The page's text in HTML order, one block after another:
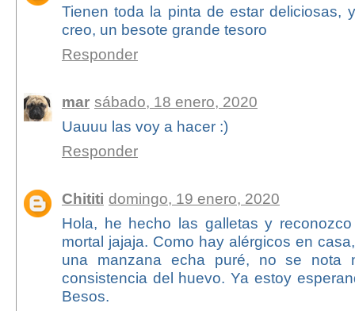
Tienen toda la pinta de estar deliciosas,
creo, un besote grande tesoro
Responder
mar sábado, 18 enero, 2020
Uauuu las voy a hacer :)
Responder
Chititi domingo, 19 enero, 2020
Hola, he hecho las galletas y
mortal jajaja. Como hay alérgicos en
una manzana echa puré, no se nota
consistencia del huevo. Ya estoy
Besos.